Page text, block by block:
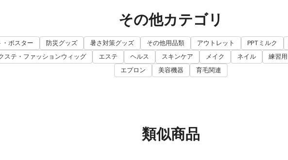
その他カテゴリ
ポスター 防災グッズ 暑さ対策グッズ その他用品類 アウトレット PPTミルク
ステ・ファッションウィッグ エステ ヘルス スキンケア メイク ネイル 練習
エプロン
美容機器 育毛関連
類似商品